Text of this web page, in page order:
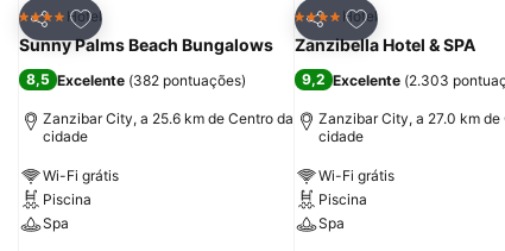
Partilhar
Adicionar aos favoritos
4 EstrelasHotel
Sunny Palms Beach Bungalows
8,5 Excelente (382 pontuações)
Zanzibar City, a 25.6 km de Centro da
cidade
Wi-Fi grátis
Piscina
Spa
Partilhar
Adicionar aos
4 EstrelasHotel
Zanzibella Hotel & SPA
9,2 Excelente (2.303
Zanzibar City, a 27.0 km de
cidade
Wi-Fi grátis
Piscina
Spa